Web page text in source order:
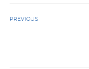
PREVIOUS